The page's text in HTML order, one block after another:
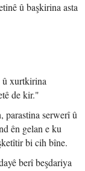
û başkirina asta
û xurtkirina
de kir."
parastina serwerî û
ên gelan e ku
bi cih bîne.
berî beşdariya